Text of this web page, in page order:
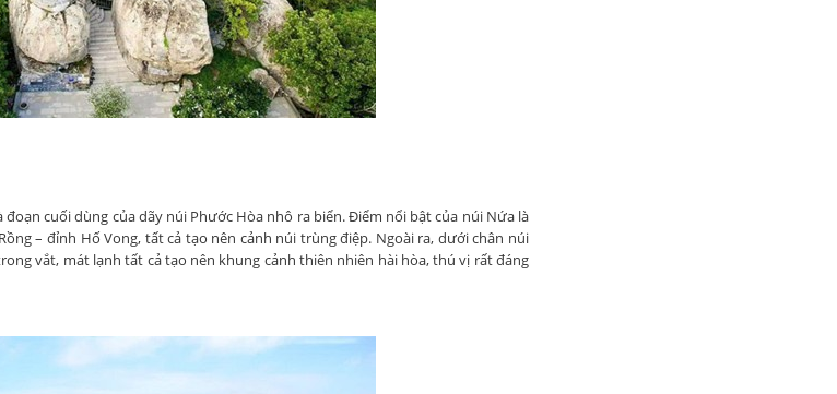
cuối dùng của dãy núi Phước Hòa nhô ra biển. Điểm nổi bật của núi Nứa là
– đỉnh Hố Vong, tất cả tạo nên cảnh núi trùng điệp. Ngoài ra, dưới chân núi
vắt, mát lạnh tất cả tạo nên khung cảnh thiên nhiên hài hòa, thú vị rất đáng